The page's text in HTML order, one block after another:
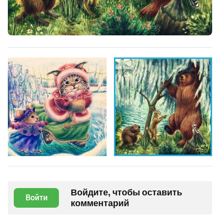
Войти
Войдите, чтобы оставить
комментарий